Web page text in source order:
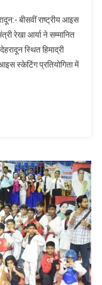
बीसवीं राष्ट्रीय आइस
रेखा आर्या ने सम्मानित
स्थित हिमाद्री
स्केटिंग प्रतियोगिता में